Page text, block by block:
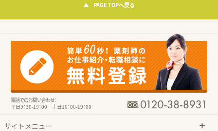
PAGE TOPへ戻る
電話でのお問い合わせ：
平日9：30-19：00 土日10：00-19：00
サイトメニュー